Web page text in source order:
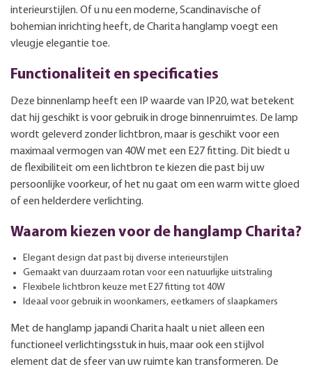
interieurstijlen. Of u nu een moderne, Scandinavische of
bohemian inrichting heeft, de Charita hanglamp voegt een
vleugje elegantie toe.
Functionaliteit en specificaties
Deze binnenlamp heeft een IP waarde van IP20, wat betekent
dat hij geschikt is voor gebruik in droge binnenruimtes. De lamp
wordt geleverd zonder lichtbron, maar is geschikt voor een
maximaal vermogen van 40W met een E27 fitting. Dit biedt u
de flexibiliteit om een lichtbron te kiezen die past bij uw
persoonlijke voorkeur, of het nu gaat om een warm witte gloed
of een helderdere verlichting.
Waarom kiezen voor de hanglamp Charita?
Elegant design dat past bij diverse interieurstijlen
Gemaakt van duurzaam rotan voor een natuurlijke uitstraling
Flexibele lichtbron keuze met E27 fitting tot 40W
Ideaal voor gebruik in woonkamers, eetkamers of slaapkamers
Met de hanglamp japandi Charita haalt u niet alleen een
functioneel verlichtingsstuk in huis, maar ook een stijlvol
element dat de sfeer van uw ruimte kan transformeren. De